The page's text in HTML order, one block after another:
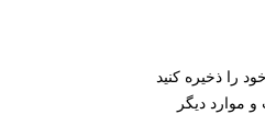
را ذخیره کنید
موارد دیگر